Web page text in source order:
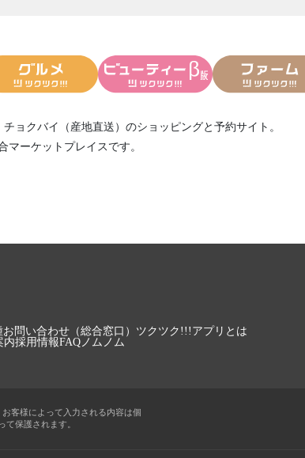
チョクバイ（産地直送） のショッピングと予約サイト。
マーケットプレイスです。
お問い合わせ（総合窓口） ツクツク!!!アプリとは
内採用情報FAQノムノム
客様によって入力される内容は個
て保護されます。